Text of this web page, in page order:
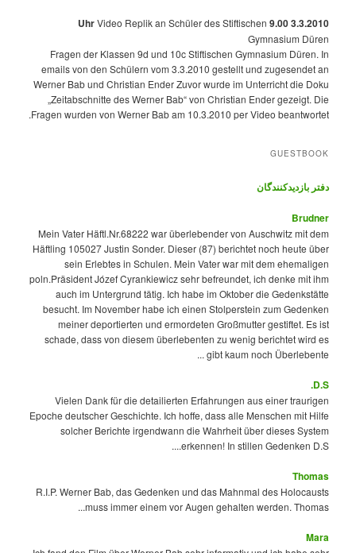
3.3.2010 9.00 Uhr
Video Replik an Schüler des Stiftischen
Gymnasium Düren
Fragen der Klassen 9d und 10c Stiftischen Gymnasium Düren. In
emails von den Schülern vom 3.3.2010 gestellt und zugesendet an
Werner Bab und Christian Ender Zuvor wurde im Unterricht die Doku
„Zeitabschnitte des Werner Bab“ von Christian Ender gezeigt. Die
Fragen wurden von Werner Bab am 10.3.2010 per Video beantwortet.
GUESTBOOK
دفتر بازدیدکنندگان
Brudner
Mein Vater Häftl.Nr.68222 war überlebender von Auschwitz mit dem
Häftling 105027 Justin Sonder. Dieser (87) berichtet noch heute über
sein Erlebtes in Schulen. Mein Vater war mit dem ehemaligen
poln.Präsident Józef Cyrankiewicz sehr befreundet, ich denke mit ihm
auch im Untergrund tätig. Ich habe im Oktober die Gedenkstätte
besucht. Im November habe ich einen Stolperstein zum Gedenken
meiner deportierten und ermordeten Großmutter gestiftet. Es ist
schade, dass von diesem überlebenten zu wenig berichtet wird es
gibt kaum noch Überlebente ...
D.S.
Vielen Dank für die detailierten Erfahrungen aus einer traurigen
Epoche deutscher Geschichte. Ich hoffe, dass alle Menschen mit Hilfe
solcher Berichte irgendwann die Wahrheit über dieses System
erkennen! In stillen Gedenken D.S....
Thomas
R.I.P. Werner Bab, das Gedenken und das Mahnmal des Holocausts
muss immer einem vor Augen gehalten werden. Thomas...
Mara